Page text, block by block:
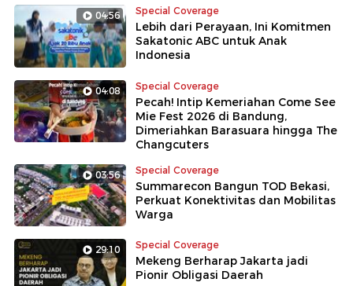
04:56 Special Coverage
Lebih dari Perayaan, Ini Komitmen
Sakatonic ABC untuk Anak
Indonesia
04:08 Special Coverage
Pecah! Intip Kemeriahan Come See
Mie Fest 2026 di Bandung,
Dimeriahkan Barasuara hingga The
Changcuters
03:56 Special Coverage
Summarecon Bangun TOD Bekasi,
Perkuat Konektivitas dan Mobilitas
Warga
29:10 Special Coverage
Mekeng Berharap Jakarta jadi
Pionir Obligasi Daerah